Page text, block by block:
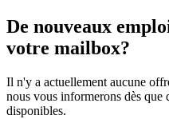
De nouveaux
votre mailbox?
Il n'y a actuellement aucune
nous vous informerons dès que
disponibles.